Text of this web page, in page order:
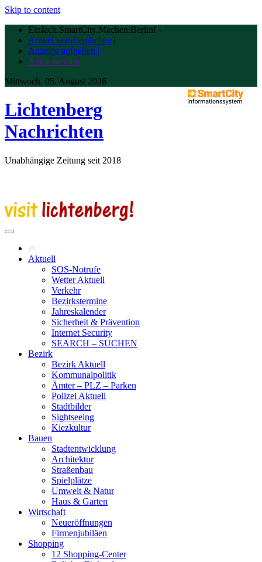
Skip to content
Einfach.SmartCity.Machen:Berlin! -
Artikel veröffentlichen |
Anzeige aufgeben |
Autor werden
Mittwoch, 05. August 2026
Lichtenberg
Nachrichten
Unabhängige Zeitung seit 2018
Aktuell
SOS-Notrufe
Wetter Aktuell
Verkehr
Bezirkstermine
Jahreskalender
Sicherheit & Prävention
Internet Security
SEARCH – SUCHEN
Bezirk
Bezirk Aktuell
Kommunalpolitik
Ämter – PLZ – Parken
Polizei Aktuell
Stadtbilder
Sightseeing
Kiezkultur
Bauen
Stadtentwicklung
Architektur
Straßenbau
Spielplätze
Umwelt & Natur
Haus & Garten
Wirtschaft
Neueröffnungen
Firmenjubiläen
Shopping
12 Shopping-Center